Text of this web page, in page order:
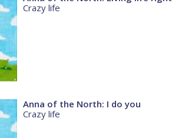
Crazy life
Anna of the North: I do you
Crazy life